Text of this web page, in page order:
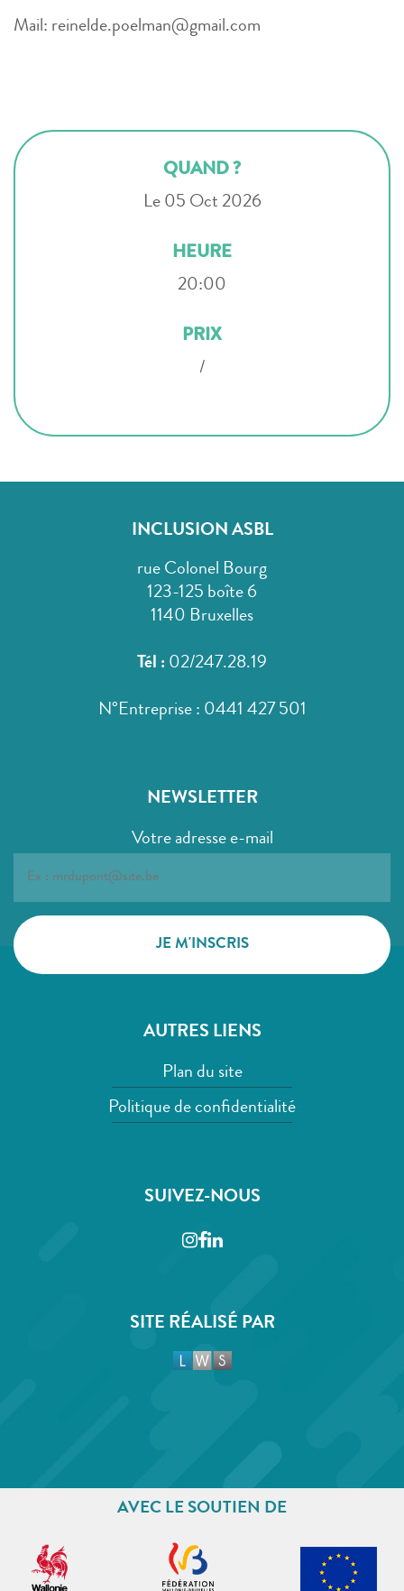
Mail: reinelde.poelman@gmail.com
QUAND ?
Le 05 Oct 2026
HEURE
20:00
PRIX
/
INCLUSION ASBL
rue Colonel Bourg
123-125 boîte 6
1140 Bruxelles
Tél : 02/247.28.19
N°Entreprise : 0441 427 501
NEWSLETTER
Votre adresse e-mail
AUTRES LIENS
Plan du site
Politique de confidentialité
SUIVEZ-NOUS
Instagram
Facebook
LinkedIn
SITE RÉALISÉ PAR
AVEC LE SOUTIEN DE